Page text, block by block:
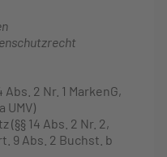
2 Nr. 1 MarkenG,
UMV)
14 Abs. 2 Nr. 2,
9 Abs. 2 Buchst. b